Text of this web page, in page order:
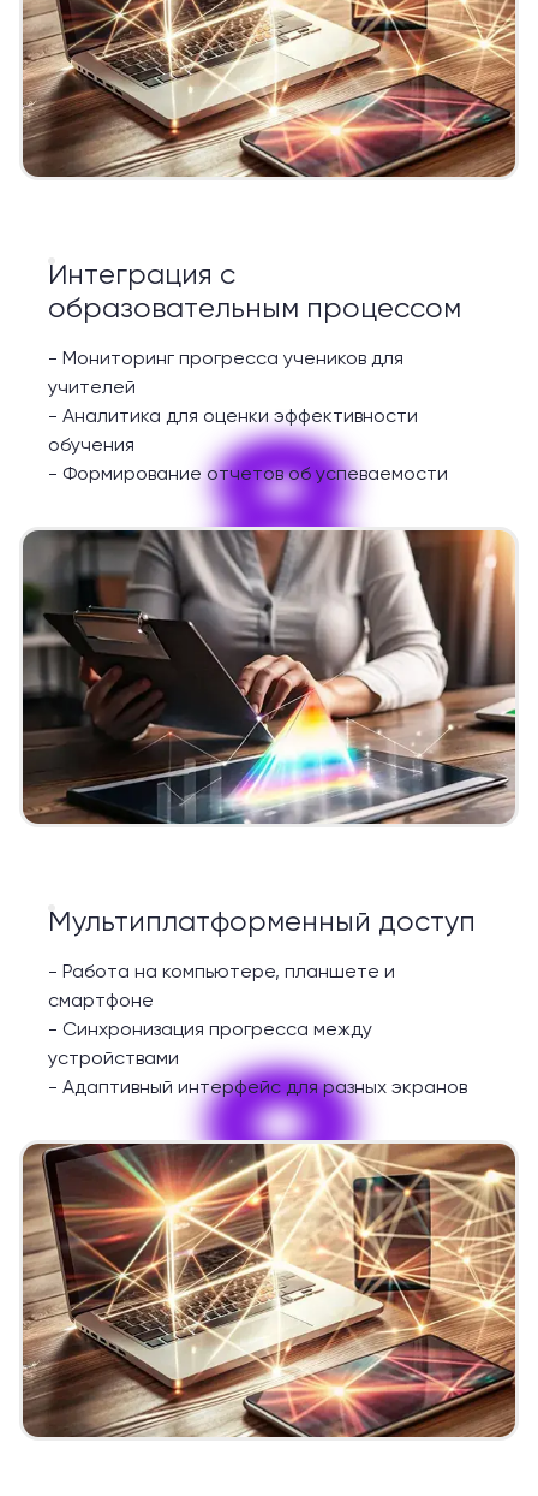
8
Интеграция с
образовательным процессом
- Мониторинг прогресса учеников для
учителей
- Аналитика для оценки эффективности
обучения
- Формирование отчетов об успеваемости
9
Мультиплатформенный доступ
- Работа на компьютере, планшете и
смартфоне
- Синхронизация прогресса между
устройствами
- Адаптивный интерфейс для разных экранов